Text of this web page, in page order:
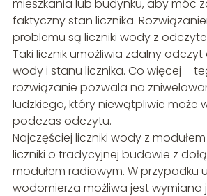
mieszkania lub budynku, aby móc
faktyczny stan licznika.
problemu są liczniki wody z
Taki licznik umożliwia zdalny
wody i stanu licznika. Co więcej –
rozwiązanie pozwala na
ludzkiego, który niewątpliwie może
podczas odczytu.
Najczęściej liczniki wody z
liczniki o tradycyjnej budowie z
modułem radiowym. W przypadku
wodomierza możliwa jest wymiana